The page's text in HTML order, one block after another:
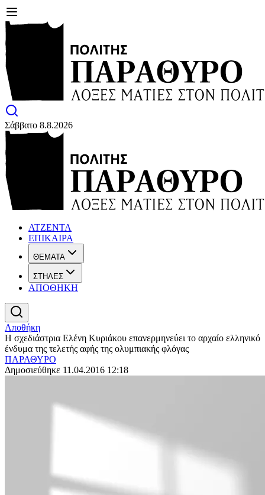
Σάββατο 8.8.2026
ΑΤΖΕΝΤΑ
ΕΠΙΚΑΙΡΑ
ΘΕΜΑΤΑ
ΣΤΗΛΕΣ
ΑΠΟΘΗΚΗ
Αποθήκη
Η σχεδιάστρια Ελένη Κυριάκου επανερμηνεύει το αρχαίο ελληνικό
ένδυμα της τελετής αφής της ολυμπιακής φλόγας
ΠΑΡΑΘΥΡΟ
Δημοσιεύθηκε 11.04.2016 12:18